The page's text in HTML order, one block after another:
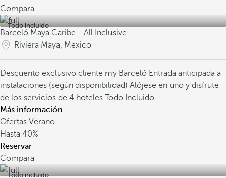
Compara
Todo incluido
Barceló Maya Caribe - All Inclusive
Riviera Maya, Mexico
Descuento exclusivo cliente my Barceló Entrada anticipada a
instalaciones (según disponibilidad) Alójese en uno y disfrute
de los servicios de 4 hoteles Todo Incluido
Más información
Ofertas Verano
Hasta 40%
Reservar
Compara
Todo incluido